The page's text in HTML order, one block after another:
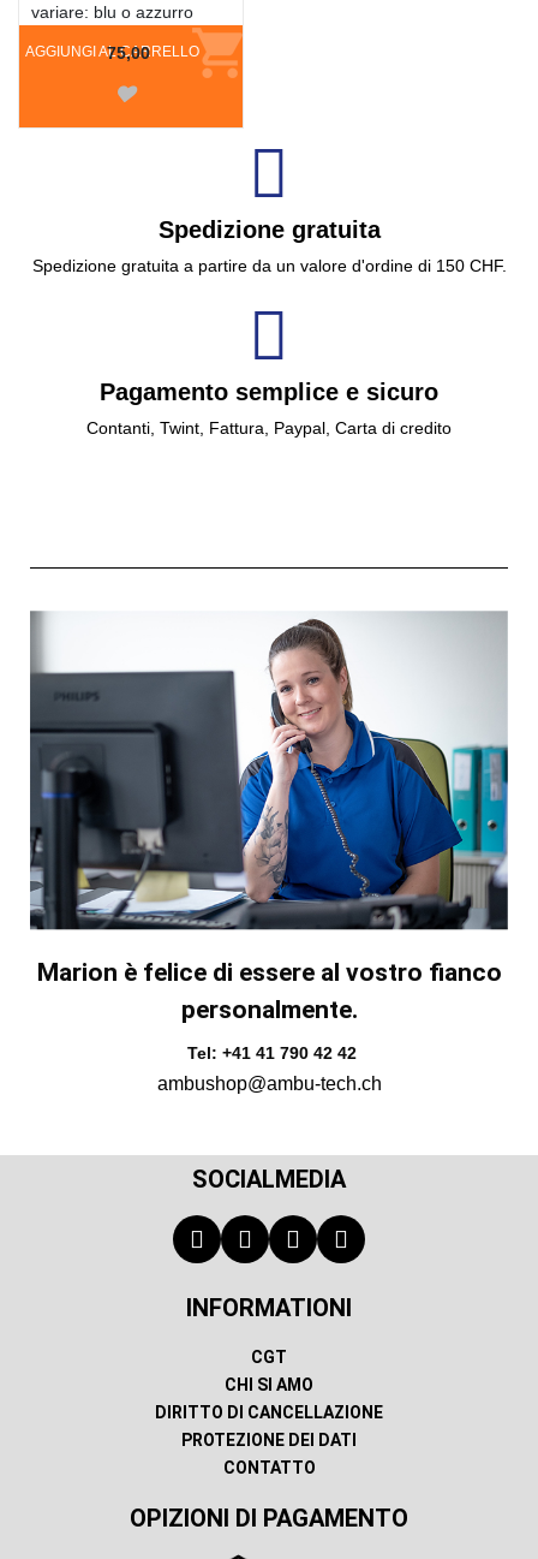
variare: blu o azzurro
AGGIUNGI AL CARRELLO
75,00
Spedizione gratuita
Spedizione gratuita a partire da un valore d'ordine di 150 CHF.
Pagamento semplice e sicuro
Contanti, Twint, Fattura, Paypal, Carta di credito
Marion è felice di essere al vostro fianco
personalmente.
Tel: +41 41 790 42 42
ambushop@ambu-tech.ch
SOCIALMEDIA
INFORMATIONI
CGT
CHI SI AMO
DIRITTO DI CANCELLAZIONE
PROTEZIONE DEI DATI
CONTATTO
OPIZIONI DI PAGAMENTO